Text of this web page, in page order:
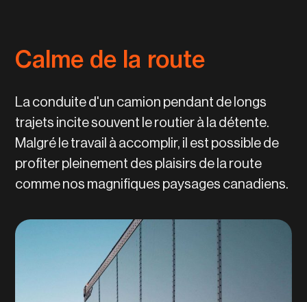
Calme de la route
La conduite d'un camion pendant de longs
trajets incite souvent le routier à la détente.
Malgré le travail à accomplir, il est possible de
profiter pleinement des plaisirs de la route
comme nos magnifiques paysages canadiens.